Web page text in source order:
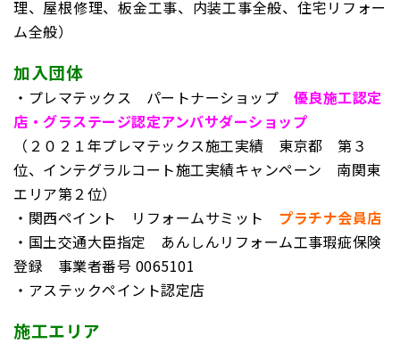
理、屋根修理、板金工事、内装工事全般、住宅リフォー
ム全般）
加入団体
・プレマテックス パートナーショップ
優良施工認定
店・グラステージ認定アンバサダーショップ
（２０２１年プレマテックス施工実績 東京都 第３
位、インテグラルコート施工実績キャンペーン 南関東
エリア第２位）
・関西ペイント リフォームサミット プラチナ会員店
・国土交通大臣指定 あんしんリフォーム工事瑕疵保険
登録 事業者番号 0065101
・アステックペイント認定店
施工エリア